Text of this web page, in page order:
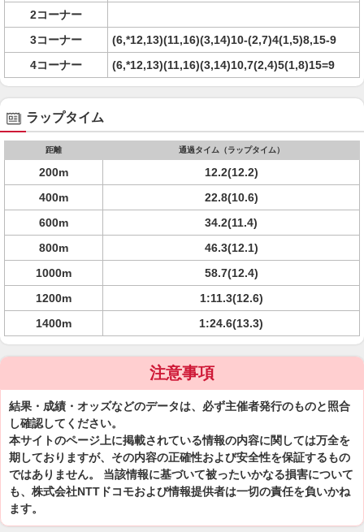
2コーナー
3コーナー
(6,*12,13)(11,16)(3,14)10-(2,7)4(1,5)8,15-9
4コーナー
(6,*12,13)(11,16)(3,14)10,7(2,4)5(1,8)15=9
ラップタイム
距離 通過タイム（ラップタイム）
200m
12.2(12.2)
400m
22.8(10.6)
600m
34.2(11.4)
800m
46.3(12.1)
1000m
58.7(12.4)
1200m
1:11.3(12.6)
1400m
1:24.6(13.3)
注意事項
結果・成績・オッズなどのデータは、必ず主催者発行のものと照合
し確認してください。
本サイトのページ上に掲載されている情報の内容に関しては万全を
期しておりますが、その内容の正確性および安全性を保証するもの
ではありません。 当該情報に基づいて被ったいかなる損害について
も、株式会社NTTドコモおよび情報提供者は一切の責任を負いかね
ます。